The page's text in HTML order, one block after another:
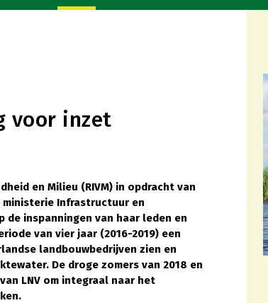
voor inzet
en Milieu (RIVM) in opdracht van
ministerie Infrastructuur en
inspanningen van haar leden en
van vier jaar (2016-2019) een
landbouwbedrijven zien en
De droge zomers van 2018 en
LNV om integraal naar het